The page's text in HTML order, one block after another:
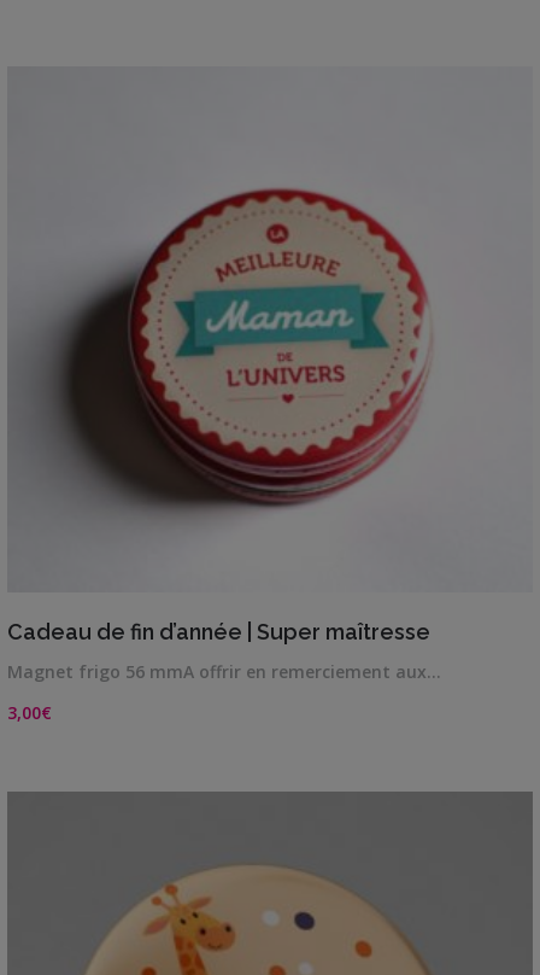
Cadeau de fin d’année | Super maîtresse
Magnet frigo 56 mmA offrir en remerciement aux…
3,00€